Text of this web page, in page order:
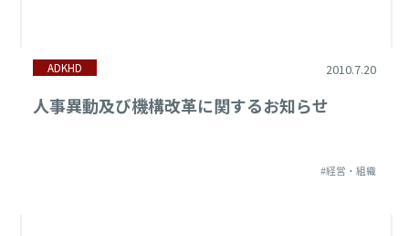
ADKHD 2010.7.20
人事異動及び機構改革に関するお知らせ
#経営・組織